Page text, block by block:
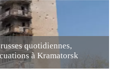
quotidiennes,
à Kramatorsk